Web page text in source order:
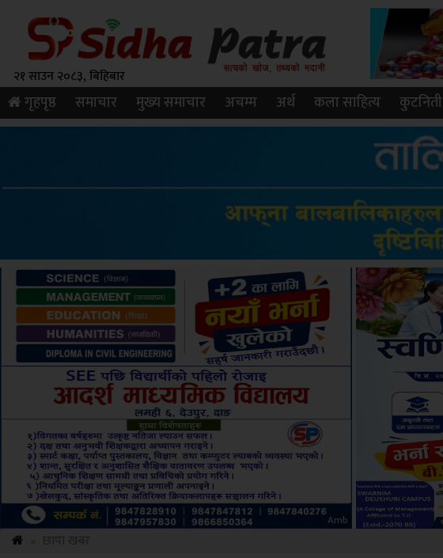
२१ साउन २०८३, बिहिबार
गृहपृष्ठ समाचार मुख्य समाचार अचम्म अर्थ कला साहित्य कुटनिती
Sdc